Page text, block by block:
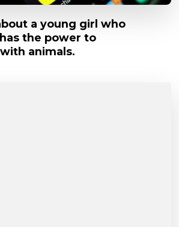
a young girl who
the power to
animals.